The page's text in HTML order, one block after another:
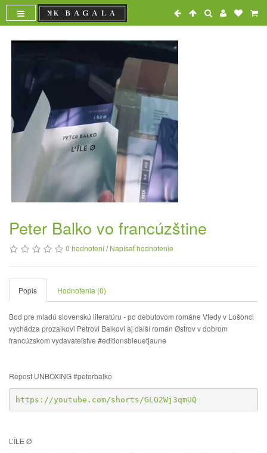
Peter Balko vo francúzštine
0 hodnotení/Napísať hodnotenie
Popis Hodnotenia (0)
Bod pre mladú slovenskú literatúru - po debutovom románe Vtedy v Lošonci
vychádza prozaikovi Petrovi Balkovi aj ďalší román Østrov v dobrom
francúzskom vydavateľstve #editionsbleuetjaune
Repost UNBOXING #peterbalko
https://youtube.com/shorts/GLO2Wj3qmUQ
L’ÎLE Ø